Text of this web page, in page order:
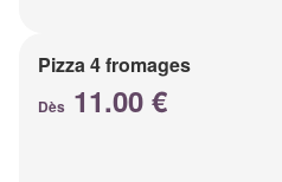
Pizza 4 fromages
Dès 11.00 €